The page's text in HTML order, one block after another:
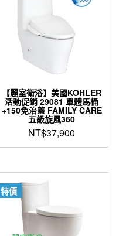
【麗室衛浴】美國KOHLER
活動促銷 29081 單體馬桶
+150免治蓋 FAMILY CARE
五級旋風360
NT$37,900
特價